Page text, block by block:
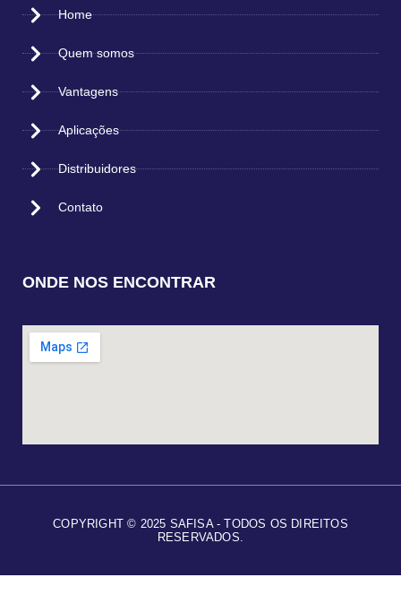
Home
Quem somos
Vantagens
Aplicações
Distribuidores
Contato
ONDE NOS ENCONTRAR
COPYRIGHT © 2025 SAFISA - TODOS OS DIREITOS
RESERVADOS.